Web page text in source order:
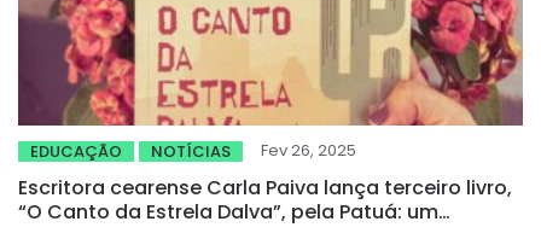
EDUCAÇÃO NOTÍCIAS Fev 26, 2025
Escritora cearense Carla Paiva lança terceiro livro,
“O Canto da Estrela Dalva”, pela Patuá: um